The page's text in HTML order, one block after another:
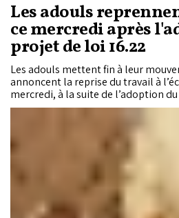
Les adouls
ce mercredi après
projet de loi 16.22
Les adouls mettent fin à leur
annoncent la reprise du travail à
mercredi, à la suite de l’adoption
encadrant le secteur. Si l’Ordre
dicté par l’intérêt général et la
citoyens, il maintient toutefois ses
prévoit d’engager des recours
jugées contraires aux principes
acquis de la profession.